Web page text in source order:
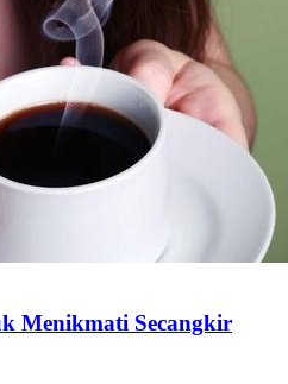
Menikmati Secangkir